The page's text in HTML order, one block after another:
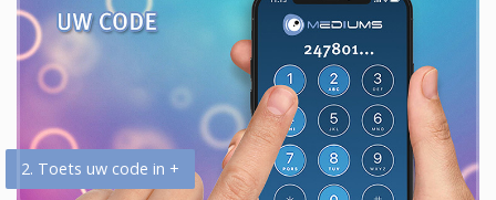
2. Toets uw code in +